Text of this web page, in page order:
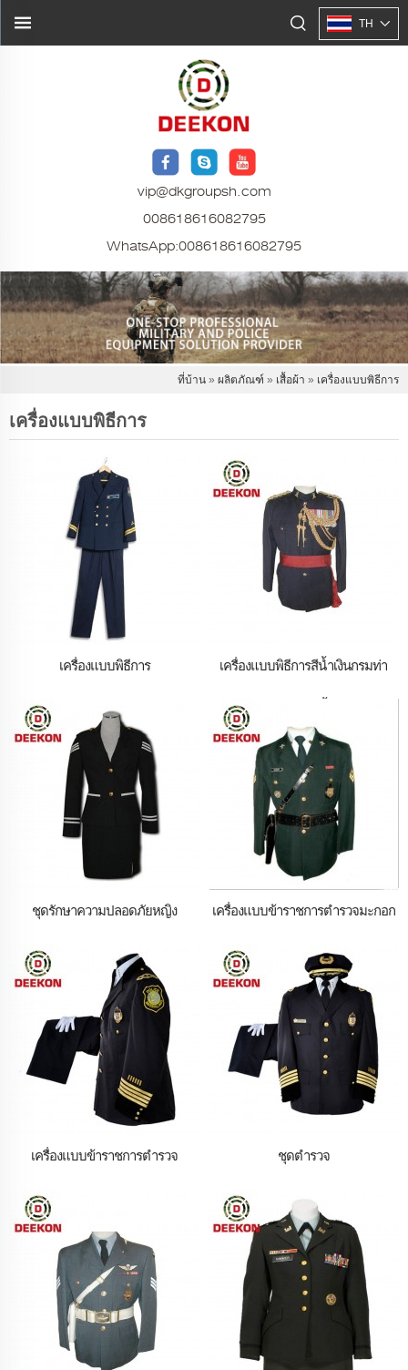
TH
vip@dkgroupsh.com
008618616082795
WhatsApp:008618616082795
ที่บ้าน » ผลิตภัณฑ์ » เสื้อผ้า » เครื่องแบบพิธีการ
เครื่องแบบพิธีการ
เครื่องแบบพิธีการ เครื่องแบบพิธีการสีน้ำเงินกรมท่า
ชุดรักษาความปลอดภัยหญิง เครื่องแบบข้าราชการตำรวจมะกอก
เครื่องแบบข้าราชการตำรวจ ชุดตำรวจ